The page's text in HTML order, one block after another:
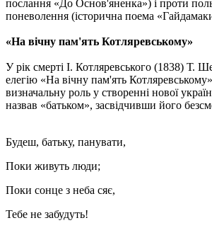
послання «До Основ'яненка») і проти
поневолення (історична поема
«На вічну пам'ять Котляревському»
У рік смерті І. Котляревського (1838) Т.
елегію «На вічну пам'ять
визначальну роль у створенні нової
назвав «батьком», засвідчивши його
Будеш, батьку, панувати,
Поки живуть люди;
Поки сонце з неба сяє,
Тебе не забудуть!